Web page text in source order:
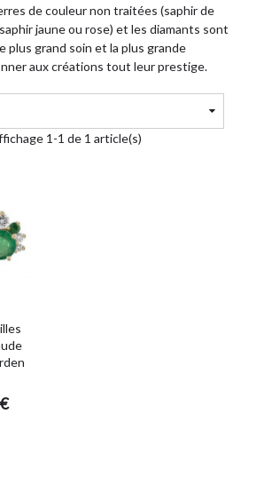
de couleur non traitées (saphir de
jaune ou rose) et les diamants sont
plus grand soin et la plus grande
aux créations tout leur prestige.
1-1 de 1 article(s)